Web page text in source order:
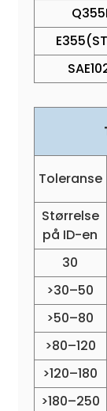
Toleranse
Størrelse
på ID-en
30
>30–50
>50–80
>80–120
>120–180
>180–250